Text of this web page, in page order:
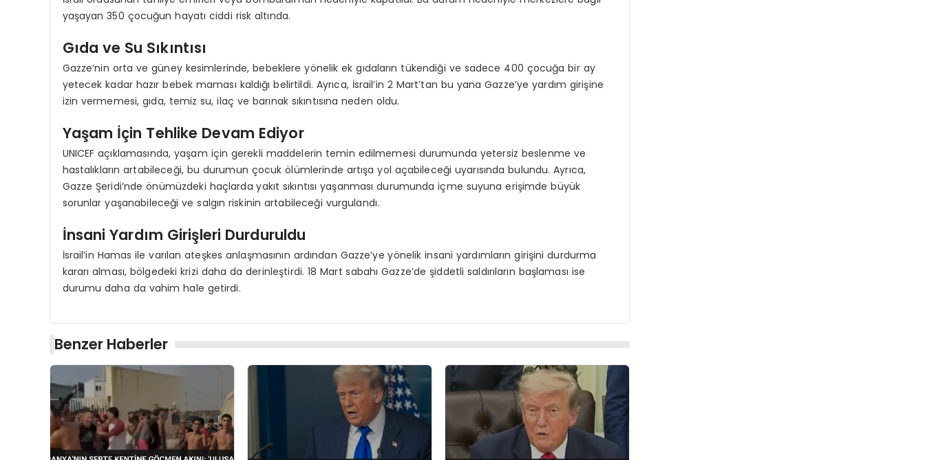
yaşayan 350 çocuğun hayatı ciddi risk altında.
Gıda ve Su Sıkıntısı
Gazze’nin orta ve güney kesimlerinde, bebeklere yönelik ek gıdaların tükendiği ve sadece 400 çocuğa bir ay
yetecek kadar hazır bebek maması kaldığı belirtildi. Ayrıca, İsrail’in 2 Mart’tan bu yana Gazze’ye yardım girişine
izin vermemesi, gıda, temiz su, ilaç ve barınak sıkıntısına neden oldu.
Yaşam İçin Tehlike Devam Ediyor
UNICEF açıklamasında, yaşam için gerekli maddelerin temin edilmemesi durumunda yetersiz beslenme ve
hastalıkların artabileceği, bu durumun çocuk ölümlerinde artışa yol açabileceği uyarısında bulundu. Ayrıca,
Gazze Şeridi’nde önümüzdeki haçlarda yakıt sıkıntısı yaşanması durumunda içme suyuna erişimde büyük
sorunlar yaşanabileceği ve salgın riskinin artabileceği vurgulandı.
İnsani Yardım Girişleri Durduruldu
İsrail’in Hamas ile varılan ateşkes anlaşmasının ardından Gazze’ye yönelik insani yardımların girişini durdurma
kararı alması, bölgedeki krizi daha da derinleştirdi. 18 Mart sabahı Gazze’de şiddetli saldırıların başlaması ise
durumu daha da vahim hale getirdi.
Benzer Haberler